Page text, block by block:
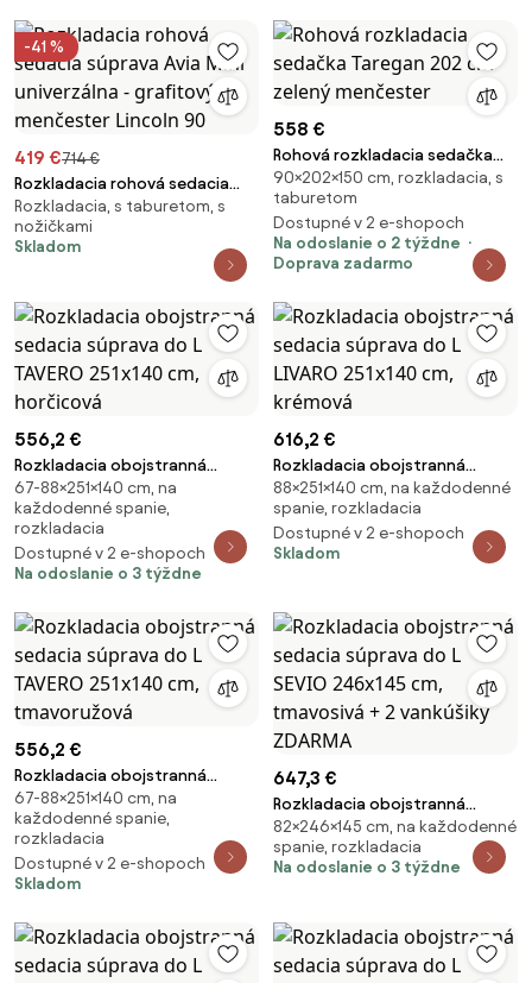
-41 %
419 €714 €
Rozkladacia rohová sedacia
súprava Avia Mini univerzálna -
grafitový menčester Lincoln 90
Rozkladacia, s taburetom, s
nožičkami
Skladom
558 €
Rohová rozkladacia sedačka
Taregan 202 cm zelený
menčester
90×202×150 cm, rozkladacia, s
taburetom
Dostupné v 2 e-shopoch
Na odoslanie o 2 týždne
Doprava zadarmo
556,2 €
Rozkladacia obojstranná
sedacia súprava do L TAVERO
251x140 cm, horčicová
67-88×251×140 cm, na
každodenné spanie,
rozkladacia
Dostupné v 2 e-shopoch
Na odoslanie o 3 týždne
616,2 €
Rozkladacia obojstranná
sedacia súprava do L LIVARO
251x140 cm, krémová
88×251×140 cm, na každodenné
spanie, rozkladacia
Dostupné v 2 e-shopoch
Skladom
556,2 €
Rozkladacia obojstranná
sedacia súprava do L TAVERO
251x140 cm, tmavoružová
67-88×251×140 cm, na
každodenné spanie,
rozkladacia
Dostupné v 2 e-shopoch
Skladom
647,3 €
Rozkladacia obojstranná
sedacia súprava do L SEVIO
246x145 cm, tmavosivá + 2
vankúšiky ZDARMA
82×246×145 cm, na každodenné
spanie, rozkladacia
Na odoslanie o 3 týždne